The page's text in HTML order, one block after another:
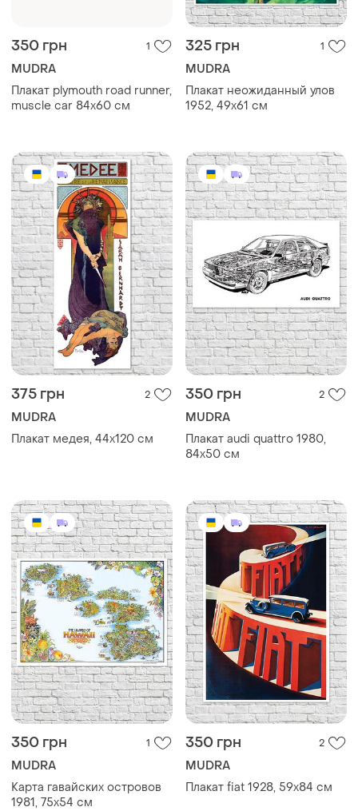
350 грн 1
MUDRA
Плакат plymouth road runner,
muscle car 84x60 см
325 грн 1
MUDRA
Плакат неожиданный улов
1952, 49х61 см
375 грн 2
MUDRA
Плакат медея, 44х120 см
350 грн 2
MUDRA
Плакат audi quattro 1980,
84х50 см
350 грн 1
MUDRA
Карта гавайских островов
1981, 75х54 см
350 грн 2
MUDRA
Плакат fiat 1928, 59х84 см